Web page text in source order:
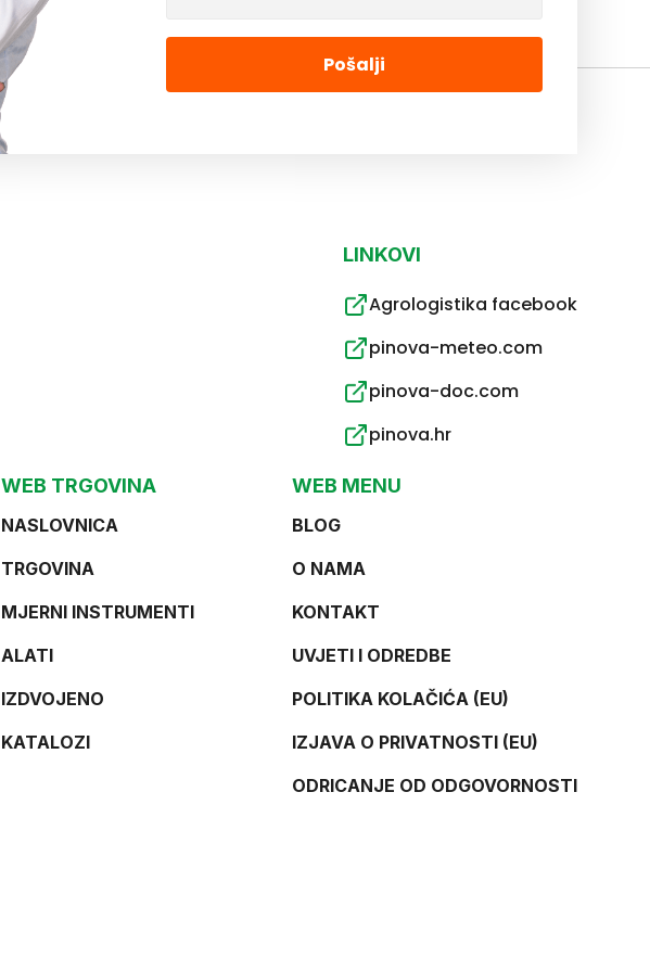
Pošalji
LINKOVI
Agrologistika facebook
pinova-meteo.com
pinova-doc.com
pinova.hr
WEB TRGOVINA
NASLOVNICA
TRGOVINA
MJERNI INSTRUMENTI
ALATI
IZDVOJENO
KATALOZI
WEB MENU
BLOG
O NAMA
KONTAKT
UVJETI I ODREDBE
POLITIKA KOLAČIĆA (EU)
IZJAVA O PRIVATNOSTI (EU)
ODRICANJE OD ODGOVORNOSTI